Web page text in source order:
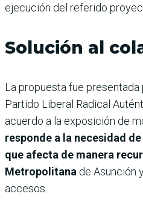
ejecución del referido
Solución al
La propuesta fue
Partido Liberal Radical
acuerdo a la exposición de
responde a la necesidad
que afecta de manera
Metropolitana de Asunción
accesos.